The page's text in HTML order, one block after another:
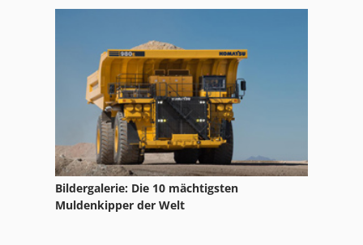
Bildergalerie: Die 10 mächtigsten
Muldenkipper der Welt